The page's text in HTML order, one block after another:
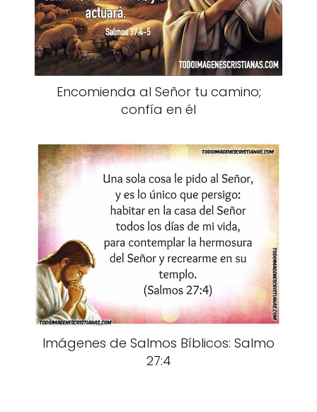
Encomienda al Señor tu camino;
confía en él
Imágenes de Salmos Bíblicos: Salmo
27:4